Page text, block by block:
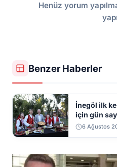
Henüz yorum
Benzer Haberler
İnegöl ilk
için gün
6 Ağustos